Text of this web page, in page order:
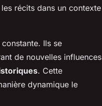
récits dans un contexte
Ils se
de nouvelles influences
. Cette
dynamique le